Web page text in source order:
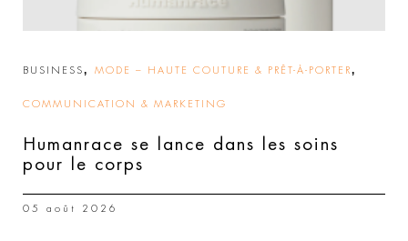
BUSINESS, MODE – HAUTE COUTURE & PRÊT-À-PORTER,
COMMUNICATION & MARKETING
Humanrace se lance dans les soins
pour le corps
05 août 2026